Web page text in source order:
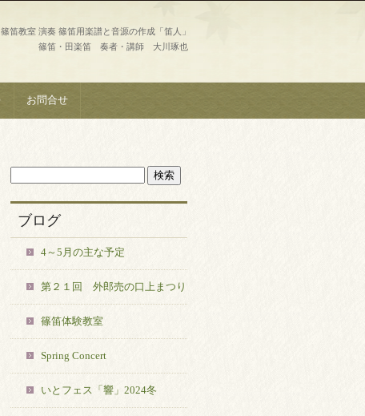
篠笛教室 演奏 篠笛用楽譜と音源の作成「笛人」
篠笛・田楽笛 奏者・講師 大川琢也
お問合せ
ブログ
4～5月の主な予定
第２１回 外郎売の口上まつり
篠笛体験教室
Spring Concert
いとフェス「響」2024冬